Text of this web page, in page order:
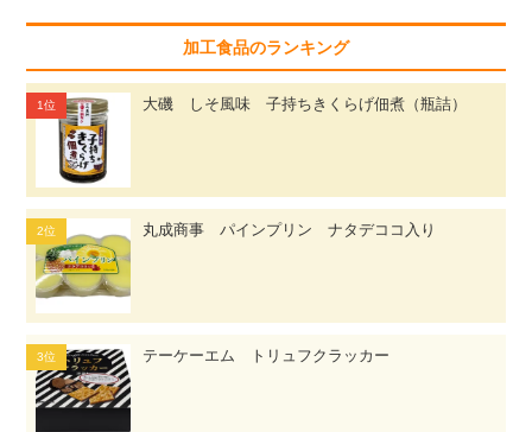
加工食品のランキング
大磯 しそ風味 子持ちきくらげ佃煮（瓶詰）
丸成商事 パインプリン ナタデココ入り
テーケーエム トリュフクラッカー